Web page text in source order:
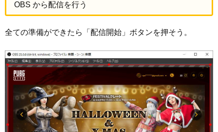
OBS から配信を行う
全ての準備ができたら「配信開始」ボタンを押そう。